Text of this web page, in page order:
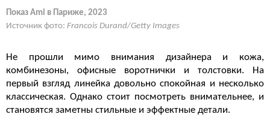
Показ Ami в Париже, 2023
Источник фото: Francois Durand/Getty Images
Не прошли мимо внимания дизайнера и кожа,
комбинезоны, офисные воротнички и толстовки. На
первый взгляд линейка довольно спокойная и несколько
классическая. Однако стоит посмотреть внимательнее, и
становятся заметны стильные и эффектные детали.